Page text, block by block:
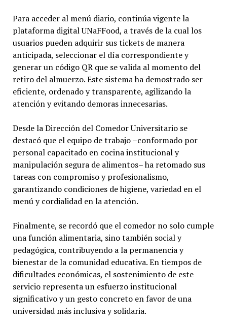
Para acceder al menú diario, continúa vigente la
plataforma digital UNaFFood, a través de la cual los
usuarios pueden adquirir sus tickets de manera
anticipada, seleccionar el día correspondiente y
generar un código QR que se valida al momento del
retiro del almuerzo. Este sistema ha demostrado ser
eficiente, ordenado y transparente, agilizando la
atención y evitando demoras innecesarias.
Desde la Dirección del Comedor Universitario se
destacó que el equipo de trabajo –conformado por
personal capacitado en cocina institucional y
manipulación segura de alimentos– ha retomado sus
tareas con compromiso y profesionalismo,
garantizando condiciones de higiene, variedad en el
menú y cordialidad en la atención.
Finalmente, se recordó que el comedor no solo cumple
una función alimentaria, sino también social y
pedagógica, contribuyendo a la permanencia y
bienestar de la comunidad educativa. En tiempos de
dificultades económicas, el sostenimiento de este
servicio representa un esfuerzo institucional
significativo y un gesto concreto en favor de una
universidad más inclusiva y solidaria.